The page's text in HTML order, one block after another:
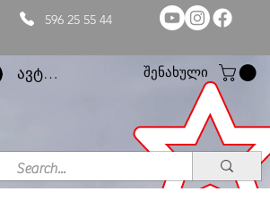
596 25 55 44
ავტორიზაცია შენახული